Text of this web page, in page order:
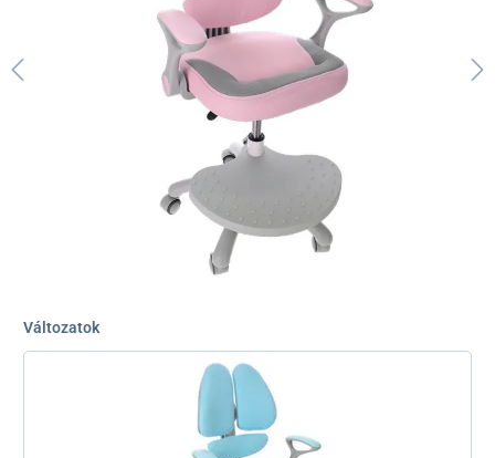
Változatok